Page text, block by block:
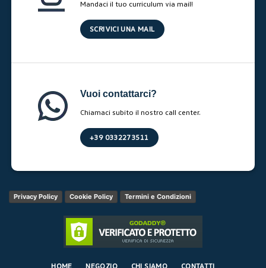
Mandaci il tuo curriculum via mail!
SCRIVICI UNA MAIL
Vuoi contattarci?
Chiamaci subito il nostro call center.
+39 0332273511
Privacy Policy Cookie Policy Termini e Condizioni
HOME NEGOZIO CHI SIAMO CONTATTI